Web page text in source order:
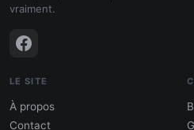
vraiment.
LE SITE
À propos
Contact